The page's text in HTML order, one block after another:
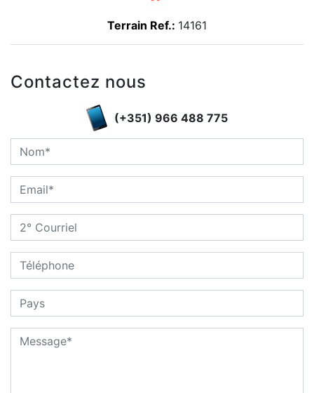
Terrain Ref.: 14161
Contactez nous
(+351) 966 488 775